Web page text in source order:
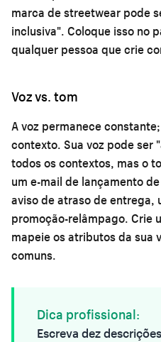
marca de streetwear pode
inclusiva". Coloque isso no
qualquer pessoa que crie
Voz vs. tom
A voz permanece
contexto. Sua voz pode ser
todos os contextos, mas o
um e-mail de lançamento
aviso de atraso de entrega,
promoção-relâmpago. Crie
mapeie os atributos da sua
comuns.
Dica profissional:
Escreva dez